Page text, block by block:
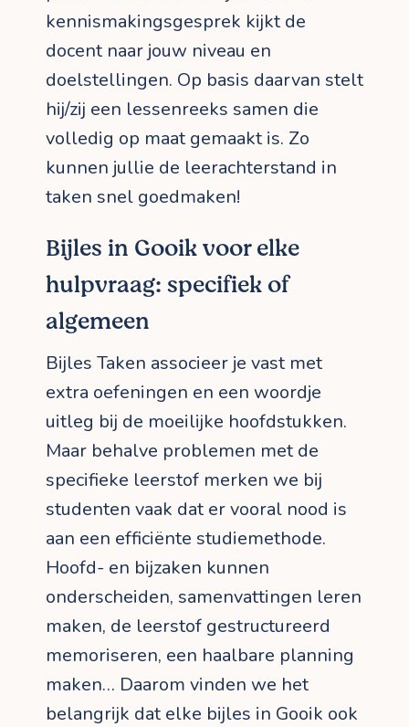
kennismakingsgesprek kijkt de
docent naar jouw niveau en
doelstellingen. Op basis daarvan stelt
hij/zij een lessenreeks samen die
volledig op maat gemaakt is. Zo
kunnen jullie de leerachterstand in
taken snel goedmaken!
Bijles in Gooik voor elke
hulpvraag: specifiek of
algemeen
Bijles Taken associeer je vast met
extra oefeningen en een woordje
uitleg bij de moeilijke hoofdstukken.
Maar behalve problemen met de
specifieke leerstof merken we bij
studenten vaak dat er vooral nood is
aan een efficiënte studiemethode.
Hoofd- en bijzaken kunnen
onderscheiden, samenvattingen leren
maken, de leerstof gestructureerd
memoriseren, een haalbare planning
maken… Daarom vinden we het
belangrijk dat elke bijles in Gooik ook